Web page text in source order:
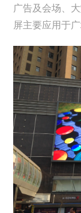
广告及会场、
屏主要应用于